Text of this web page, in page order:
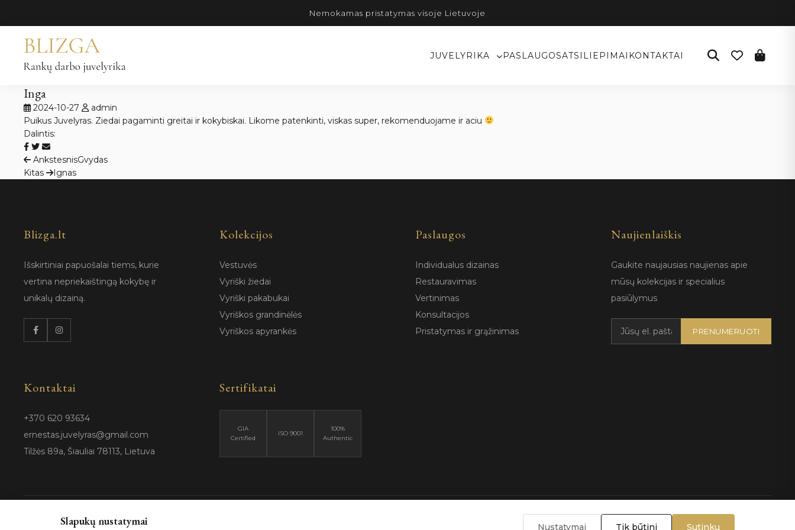
Nemokamas pristatymas visoje Lietuvoje
JUVELYRIKA PASLAUGOSATSILIEPIMAI KONTAKTAI
Inga
2024-10-27
admin
Puikus Juvelyras. Ziedai pagaminti greitai ir kokybiskai. Likome patenkinti, viskas super, rekomenduojame ir aciu
Dalintis:
Navigacija
tarp
AnkstesnisGvydas
Kitas
Ignas
Blizga.lt
Išskirtiniai papuošalai tiems, kurie
vertina nepriekaištingą kokybę ir
unikalų dizainą.
Kolekcijos
Vestuvės
Vyriški žiedai
Vyriški pakabukai
Vyriškos grandinėlės
Vyriškos apyrankės
Paslaugos
Individualus dizainas
Restauravimas
Vertinimas
Konsultacijos
Pristatymas ir grąžinimas
Naujienlaiškis
Gaukite naujausias naujienas apie
mūsų kolekcijas ir specialius
pasiūlymus
PRENUMERUOTI
Kontaktai
+370 620 93634
ernestas.juvelyras@gmail.com
Tilžės 89a, Šiauliai 78113, Lietuva
Sertifikatai
GIA
Certified
ISO 9001
100%
Authentic
Naudojimo sąlygos
Slapukų nustatymai Nustatymai Tik būtini Sutinku